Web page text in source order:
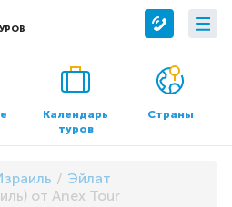
О компании
О нас
Контакты
Документы и реквизиты
Календарь
туров
Страны
Эйлат
от Anex Tour